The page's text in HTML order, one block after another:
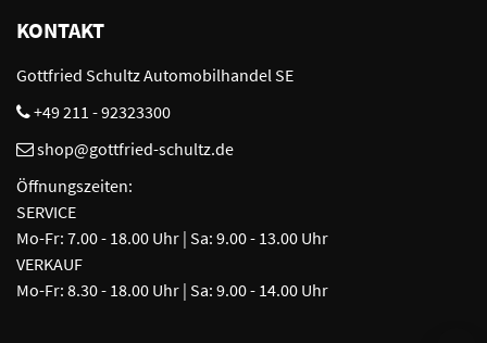
KONTAKT
Gottfried Schultz Automobilhandel SE
+49 211 - 92323300
shop@gottfried-schultz.de
Öffnungszeiten:
SERVICE
Mo-Fr: 7.00 - 18.00 Uhr | Sa: 9.00 - 13.00 Uhr
VERKAUF
Mo-Fr: 8.30 - 18.00 Uhr | Sa: 9.00 - 14.00 Uhr